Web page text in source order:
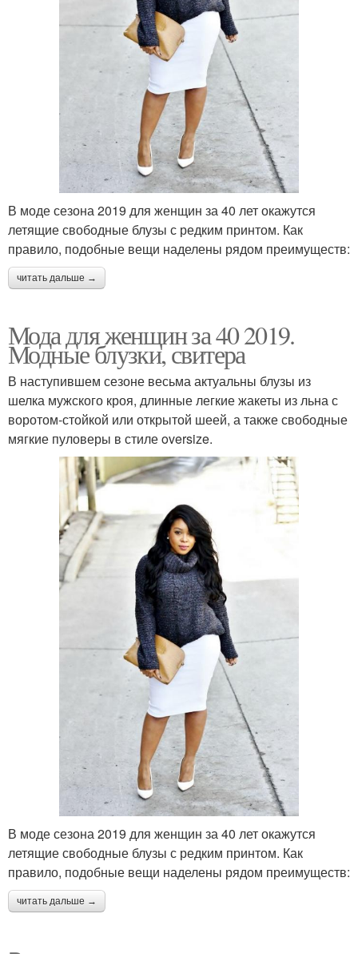
В моде сезона 2019 для женщин за 40 лет окажутся
летящие свободные блузы с редким принтом. Как
правило, подобные вещи наделены рядом преимуществ:
читать дальше →
Мода для женщин за 40 2019.
Модные блузки, свитера
В наступившем сезоне весьма актуальны блузы из
шелка мужского кроя, длинные легкие жакеты из льна с
воротом-стойкой или открытой шеей, а также свободные
мягкие пуловеры в стиле oversize.
В моде сезона 2019 для женщин за 40 лет окажутся
летящие свободные блузы с редким принтом. Как
правило, подобные вещи наделены рядом преимуществ:
читать дальше →